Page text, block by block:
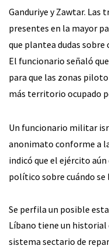
Ganduriye y Zawtar. Las
presentes en la mayor
que plantea dudas
El funcionario señaló
para que las zonas
más territorio ocupado
Un funcionario militar
anonimato conforme a
indicó que el ejército
político sobre cuándo se
Se perfila un posible
Líbano tiene un historial
sistema sectario de